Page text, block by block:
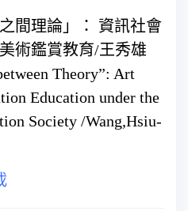
間理論」： 資訊社會
術鑑賞教育/王秀雄
Theory”: Art
Education under the
Society /Wang,Hsiu-